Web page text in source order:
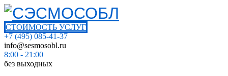
СТОИМОСТЬ УСЛУГ
+7 (495) 085-41-37
info@sesmosobl.ru
8:00 - 21:00
без выходных